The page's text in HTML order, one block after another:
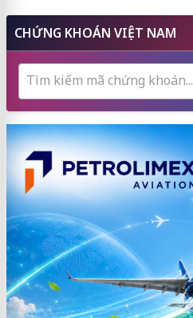
CHỨNG KHOÁN VIỆT NAM
Tìm kiếm mã chứng khoán...